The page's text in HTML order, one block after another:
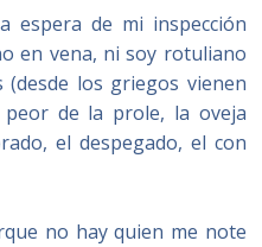
espera de mi inspección
en vena, ni soy rotuliano
los griegos vienen
de la prole, la oveja
el despegado, el con
no hay quien me note